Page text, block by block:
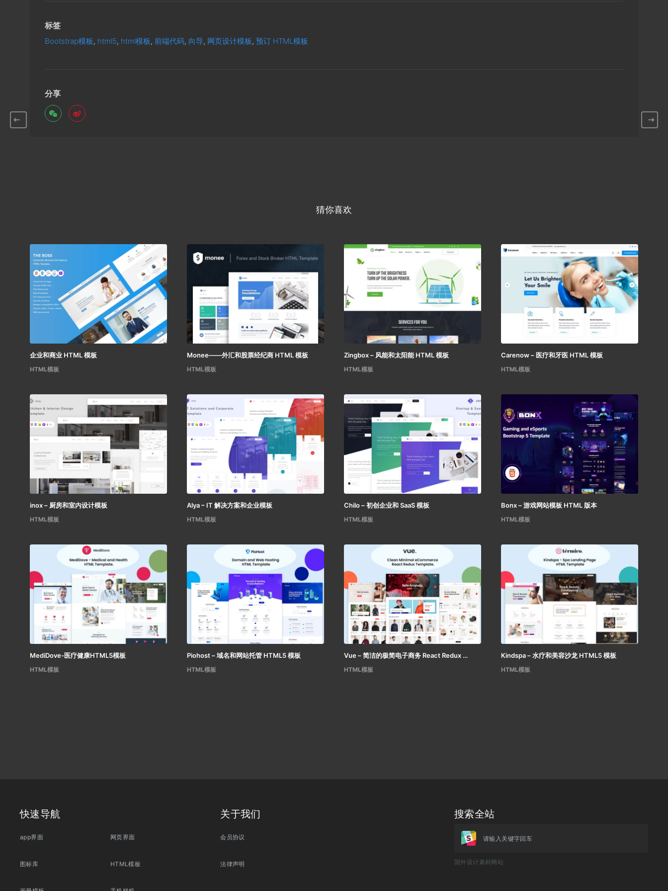
标签
Bootstrap模板, html5, html模板, 前端代码, 向导, 网页设计模板, 预订 HTML模板
分享
猜你喜欢
企业和商业 HTML 模板
HTML模板
Monee——外汇和股票经纪商 HTML 模板
HTML模板
Zingbox – 风能和太阳能 HTML 模板
HTML模板
Carenow – 医疗和牙医 HTML 模板
HTML模板
inox – 厨房和室内设计模板
HTML模板
Alya – IT 解决方案和企业模板
HTML模板
Chilo – 初创企业和 SaaS 模板
HTML模板
Bonx – 游戏网站模板 HTML 版本
HTML模板
MediDove-医疗健康HTML5模板
HTML模板
Piohost – 域名和网站托管 HTML5 模板
HTML模板
Vue – 简洁的极简电子商务 React Redux 模板
HTML模板
Kindspa – 水疗和美容沙龙 HTML5 模板
HTML模板
快速导航
app界面
图标库
网页界面
HTML模板
关于我们
会员协议
法律声明
搜索全站
请输入关键字回车
国外设计素材网站